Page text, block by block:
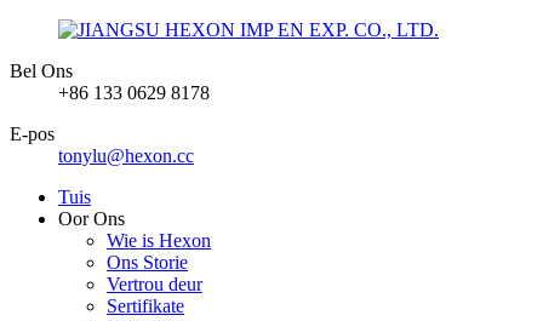
Bel Ons
+86 133 0629 8178
E-pos
tonylu@hexon.cc
Tuis
Oor Ons
Wie is Hexon
Ons Storie
Vertrou deur
Sertifikate